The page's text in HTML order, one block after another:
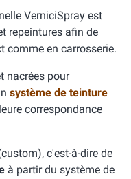
VerniciSpray est
repeintures afin de
comme en carrosserie.
nacrées pour
système de teinture
correspondance
c'est-à-dire de
à partir du système de